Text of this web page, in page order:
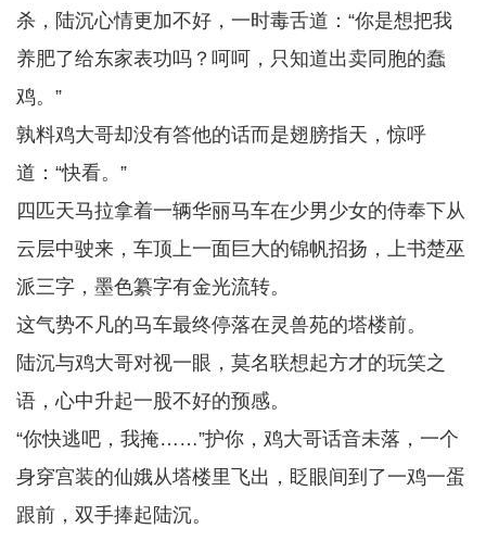
杀，陆沉心情更加不好，一时毒舌道：“你是想把我
养肥了给东家表功吗？呵呵，只知道出卖同胞的蠢
鸡。”
孰料鸡大哥却没有答他的话而是翅膀指天，惊呼
道：“快看。”
四匹天马拉拿着一辆华丽马车在少男少女的侍奉下从
云层中驶来，车顶上一面巨大的锦帆招扬，上书楚巫
派三字，墨色纂字有金光流转。
这气势不凡的马车最终停落在灵兽苑的塔楼前。
陆沉与鸡大哥对视一眼，莫名联想起方才的玩笑之
语，心中升起一股不好的预感。
“你快逃吧，我掩……”护你，鸡大哥话音未落，一个
身穿宫装的仙娥从塔楼里飞出，眨眼间到了一鸡一蛋
跟前，双手捧起陆沉。